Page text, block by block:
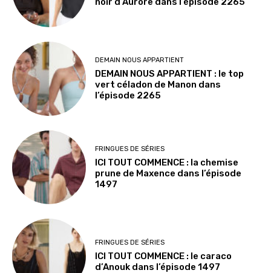
DEMAIN NOUS APPARTIENT
DEMAIN NOUS APPARTIENT : le top
vert céladon de Manon dans
l’épisode 2265
FRINGUES DE SÉRIES
ICI TOUT COMMENCE : la chemise
prune de Maxence dans l’épisode
1497
FRINGUES DE SÉRIES
ICI TOUT COMMENCE : le caraco
d’Anouk dans l’épisode 1497